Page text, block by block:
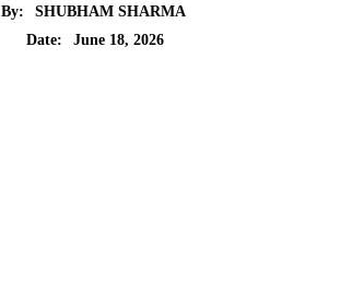
By:
SHUBHAM SHARMA
Date:
June 18, 2026